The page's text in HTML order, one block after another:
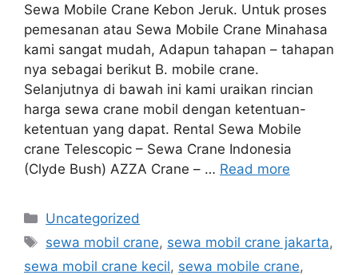
Sewa Mobile Crane Kebon Jeruk. Untuk proses
pemesanan atau Sewa Mobile Crane Minahasa
kami sangat mudah, Adapun tahapan – tahapan
nya sebagai berikut B. mobile crane.
Selanjutnya di bawah ini kami uraikan rincian
harga sewa crane mobil dengan ketentuan-
ketentuan yang dapat. Rental Sewa Mobile
crane Telescopic – Sewa Crane Indonesia
(Clyde Bush) AZZA Crane – … Read more
Categories
Uncategorized
Tags
sewa mobil crane, sewa mobil crane jakarta,
sewa mobil crane kecil, sewa mobile crane,